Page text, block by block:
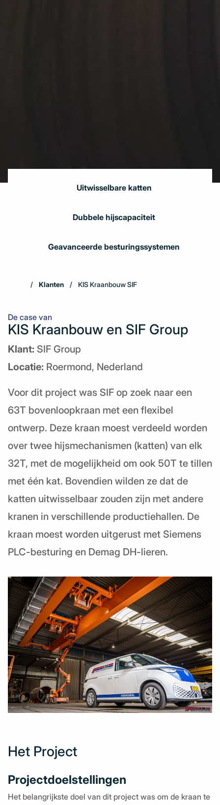
Uitwisselbare katten
Dubbele hijscapaciteit
Geavanceerde besturingssystemen
Klanten KIS Kraanbouw SIF
KIS Kraanbouw en SIF Group
De case van
Klant: SIF Group
Locatie: Roermond, Nederland
Voor dit project was SIF op zoek naar een
63T bovenloopkraan met een flexibel
ontwerp. Deze kraan moest verdeeld worden
over twee hijsmechanismen (katten) van elk
32T, met de mogelijkheid om ook 50T te tillen
met één kat. Bovendien wilden ze dat de
katten uitwisselbaar zouden zijn met andere
kranen in verschillende productiehallen. De
kraan moest worden uitgerust met Siemens
PLC-besturing en Demag DH-lieren.
Het Project
Projectdoelstellingen
Het belangrijkste doel van dit project was om de kraan te